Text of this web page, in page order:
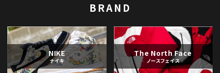
BRAND
NIKE
ナイキ
The North Face
ノースフェイス